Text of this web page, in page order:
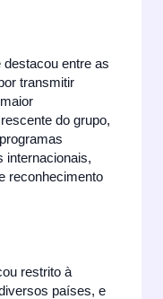
entre as
transmitir
do grupo,
internacionais,
reconhecimento
restrito à
países, e